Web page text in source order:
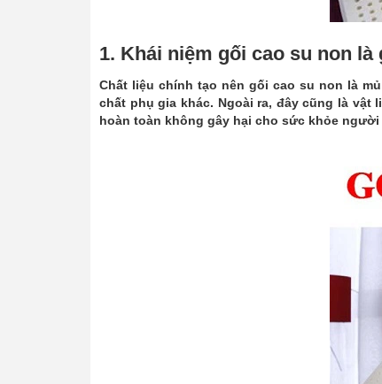
1. Khái niệm gối cao su non là
Chất liệu chính tạo nên gối cao su non là
chất phụ gia khác. Ngoài ra, đây cũng là
hoàn toàn không gây hại cho sức khỏe